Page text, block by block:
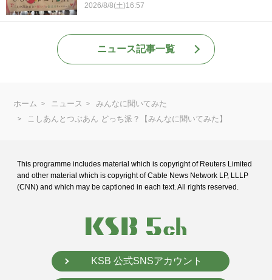
2026/8/8(土)16:57
ニュース記事一覧
ホーム ニュース
みんなに聞いてみた
こしあんとつぶあん どっち派？【みんなに聞いてみた】
This programme includes material which is copyright of Reuters Limited
and other material which is copyright of Cable News Network LP, LLLP
(CNN) and which may be captioned in each text. All rights reserved.
KSB 公式SNSアカウント